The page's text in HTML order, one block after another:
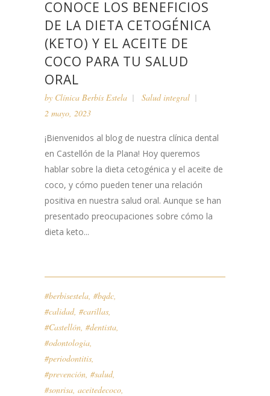
CONOCE LOS BENEFICIOS
DE LA DIETA CETOGÉNICA
(KETO) Y EL ACEITE DE
COCO PARA TU SALUD
ORAL
by Clínica Berbís Estela
Salud integral
2 mayo, 2023
¡Bienvenidos al blog de nuestra clínica dental
en Castellón de la Plana! Hoy queremos
hablar sobre la dieta cetogénica y el aceite de
coco, y cómo pueden tener una relación
positiva en nuestra salud oral. Aunque se han
presentado preocupaciones sobre cómo la
dieta keto...
#berbisestela, #bqdc,
#calidad, #carillas,
#Castellón, #dentista,
#odontologia,
#periodontitis,
#prevención, #salud,
#sonrisa, aceitedecoco,